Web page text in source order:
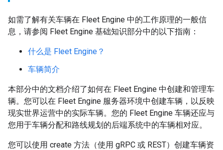
如需了解有关车辆在 Fleet Engine 中的工作原理的一般信
息，请参阅 Fleet Engine 基础知识部分中的以下指南：
什么是 Fleet Engine？
车辆简介
本部分中的文档介绍了如何在 Fleet Engine 中创建和管理车
辆。您可以在 Fleet Engine 服务器环境中创建车辆，以反映
现实世界运营中的实际车辆。您的 Fleet Engine 车辆还应与
您用于车辆分配和路线规划的后端系统中的车辆相对应。
您可以使用 create 方法（使用 gRPC 或 REST）创建车辆资